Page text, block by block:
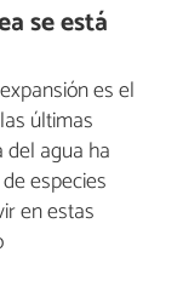
se está
es el
últimas
agua ha
especies
en estas